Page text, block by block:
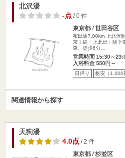
北沢湯
-点/ 0 件
東京都 / 世田谷区
布田駅7.00km
上北沢
京王線「上北沢」駅下
車、徒歩6分…
営業時間 15:30～
入浴料金 550円～
日帰り 格安（1,000
関連情報から探す
天狗湯
4.0点/ 2 件
東京都 / 杉並区